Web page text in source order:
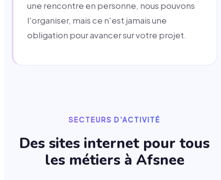
une rencontre en personne, nous pouvons
l'organiser, mais ce n'est jamais une
obligation pour avancer sur votre projet.
SECTEURS D'ACTIVITÉ
Des sites internet pour tous
les métiers à Afsnee